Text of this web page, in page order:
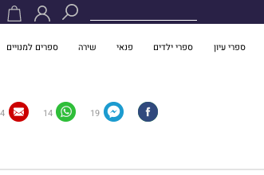
ספרי עיון ספרי ילדים פנאי שירה ספרים למנויים
19
14
4